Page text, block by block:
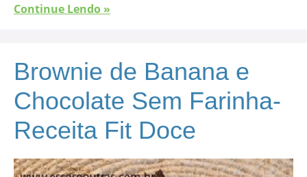
Continue Lendo »
Brownie de Banana e
Chocolate Sem Farinha-
Receita Fit Doce